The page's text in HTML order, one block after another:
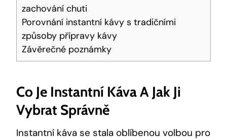
zachování chuti
Porovnání instantní kávy s tradičními
způsoby přípravy kávy
Závěrečné poznámky
Co Je Instantní Káva A Jak Ji
Vybrat Správně
Instantní káva se stala oblíbenou volbou pro